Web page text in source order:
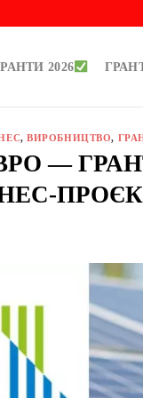
2026
,ВИРОБНИЦТВО,
—